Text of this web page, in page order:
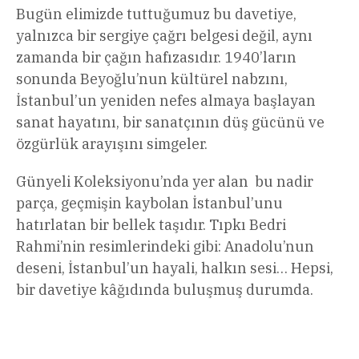
Bugün elimizde tuttuğumuz bu davetiye,
yalnızca bir sergiye çağrı belgesi değil, aynı
zamanda bir çağın hafızasıdır. 1940’ların
sonunda Beyoğlu’nun kültürel nabzını,
İstanbul’un yeniden nefes almaya başlayan
sanat hayatını, bir sanatçının düş gücünü ve
özgürlük arayışını simgeler.
Günyeli Koleksiyonu’nda yer alan bu nadir
parça, geçmişin kaybolan İstanbul’unu
hatırlatan bir bellek taşıdır. Tıpkı Bedri
Rahmi’nin resimlerindeki gibi: Anadolu’nun
deseni, İstanbul’un hayali, halkın sesi… Hepsi,
bir davetiye kâğıdında buluşmuş durumda.